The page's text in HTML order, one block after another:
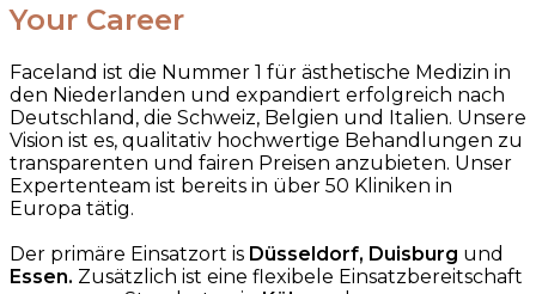
Your Career
Faceland ist die Nummer 1 für ästhetische Medizin in
den Niederlanden und expandiert erfolgreich nach
Deutschland, die Schweiz, Belgien und Italien. Unsere
Vision ist es, qualitativ hochwertige Behandlungen zu
transparenten und fairen Preisen anzubieten. Unser
Expertenteam ist bereits in über 50 Kliniken in
Europa tätig.
Der primäre Einsatzort is Düsseldorf, Duisburg und
Essen. Zusätzlich ist eine flexibele Einsatzbereitschaft